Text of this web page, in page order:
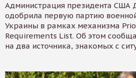
Администрация президента США
одобрила первую партию
Украины в рамках механизма
Requirements List. Об этом
на два источника, знакомых с